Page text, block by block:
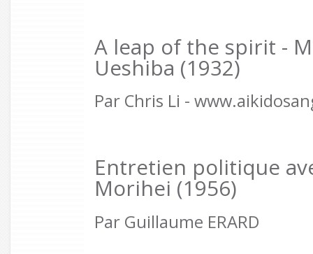
A leap of the spirit -
Ueshiba (1932)
Par Chris Li -
Entretien politique
Morihei (1956)
Par Guillaume ERARD